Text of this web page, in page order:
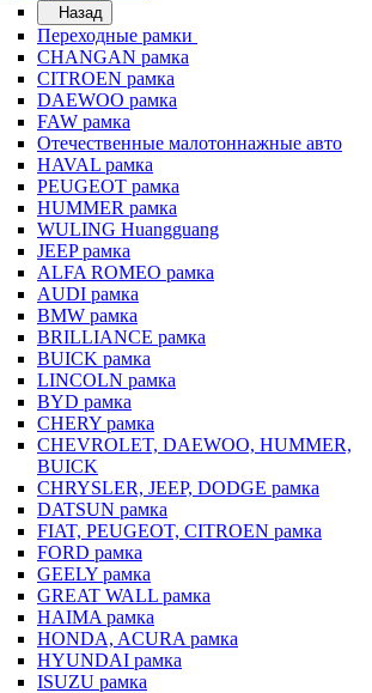
Назад
Переходные рамки
CHANGAN рамка
CITROEN рамка
DAEWOO рамка
FAW рамка
Отечественные малотоннажные авто
HAVAL рамка
PEUGEOT рамка
HUMMER рамка
WULING Huangguang
JEEP рамка
ALFA ROMEO рамка
AUDI рамка
BMW рамка
BRILLIANCE рамка
BUICK рамка
LINCOLN рамка
BYD рамка
CHERY рамка
CHEVROLET, DAEWOO, HUMMER,
BUICK
CHRYSLER, JEEP, DODGE рамка
DATSUN рамка
FIAT, PEUGEOT, CITROEN рамка
FORD рамка
GEELY рамка
GREAT WALL рамка
HAIMA рамка
HONDA, ACURA рамка
HYUNDAI рамка
ISUZU рамка